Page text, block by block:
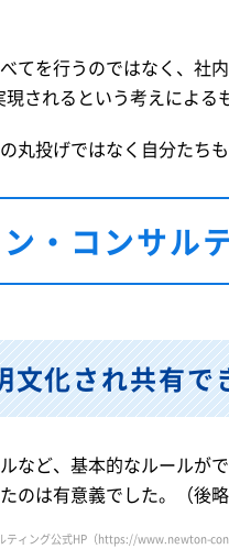
てを行うのではなく、社
されるという考えによる
丸投げではなく自分たち
・コンサル
文化され共有で
など、基本的なルールが
のは有意義でした。（後略
ティング公式HP（https://www.newton-